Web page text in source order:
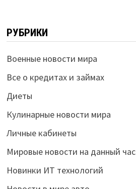
РУБРИКИ
Военные новости мира
Все о кредитах и займах
Диеты
Кулинарные новости мира
Личные кабинеты
Мировые новости на данный час
Новинки ИТ технологий